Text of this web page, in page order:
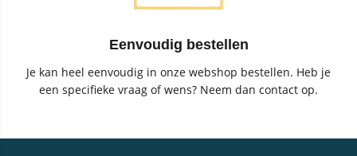
Eenvoudig bestellen
Je kan heel eenvoudig in onze webshop bestellen. Heb je
een specifieke vraag of wens? Neem dan contact op.